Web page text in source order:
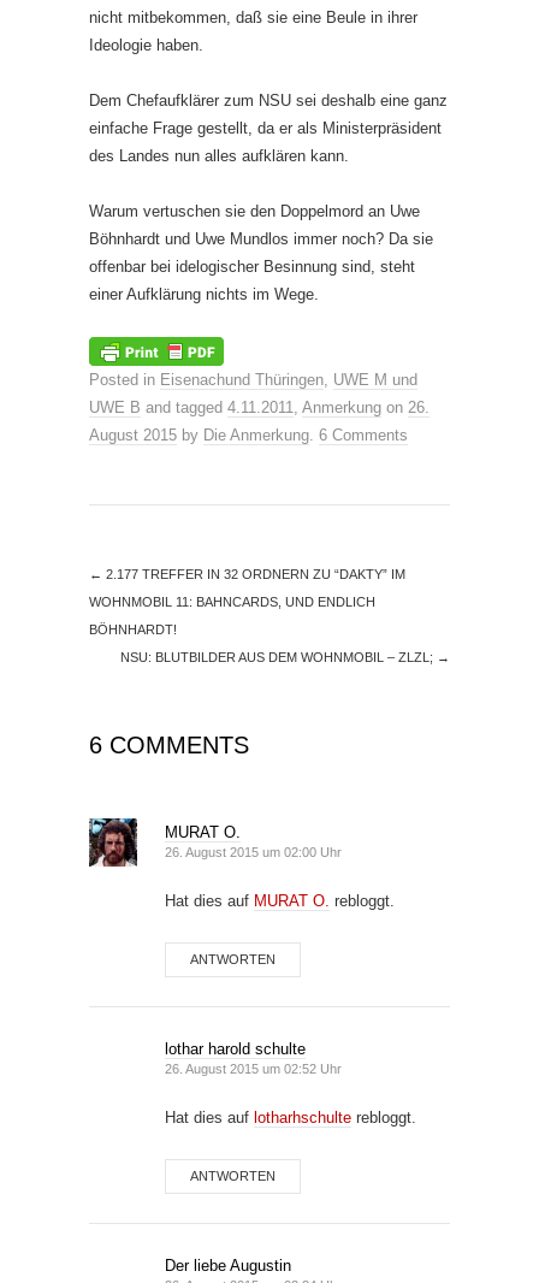
nicht mitbekommen, daß sie eine Beule in ihrer
Ideologie haben.
Dem Chefaufklärer zum NSU sei deshalb eine ganz
einfache Frage gestellt, da er als Ministerpräsident
des Landes nun alles aufklären kann.
Warum vertuschen sie den Doppelmord an Uwe
Böhnhardt und Uwe Mundlos immer noch? Da sie
offenbar bei idelogischer Besinnung sind, steht
einer Aufklärung nichts im Wege.
Posted in Eisenachund Thüringen UWE M und
UWE B and tagged 4.11.2011 Anmerkung on 26.
August 2015 by Die Anmerkung 6 Comments
← 2.177 TREFFER IN 32 ORDNERN ZU “DAKTY” IM
WOHNMOBIL 11: BAHNCARDS, UND ENDLICH
BÖHNHARDT!
NSU: BLUTBILDER AUS DEM WOHNMOBIL – ZLZL; →
6 COMMENTS
MURAT O.
26. August 2015 um 02:00 Uhr
Hat dies auf MURAT O. rebloggt.
ANTWORTEN
lothar harold schulte
26. August 2015 um 02:52 Uhr
Hat dies auf lotharhschulte rebloggt.
ANTWORTEN
Der liebe Augustin